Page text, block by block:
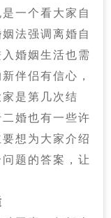
一个看大家自
法强调离婚自
婚姻生活也需
伴侣有信心，
是第几次结
婚也有一些许
想为大家介绍
题的答案，让